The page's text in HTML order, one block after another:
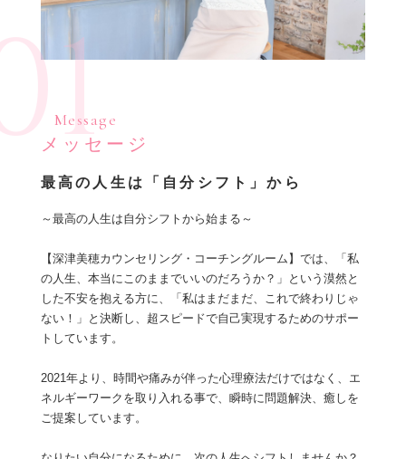
Message
メッセージ
最高の人生は「自分シフト」から
～最高の人生は自分シフトから始まる～
【深津美穂カウンセリング・コーチングルーム】では、「私
の人生、本当にこのままでいいのだろうか？」という漠然と
した不安を抱える方に、「私はまだまだ、これで終わりじゃ
ない！」と決断し、超スピードで自己実現するためのサポー
トしています。
2021年より、時間や痛みが伴った心理療法だけではなく、エ
ネルギーワークを取り入れる事で、瞬時に問題解決、癒しを
ご提案しています。